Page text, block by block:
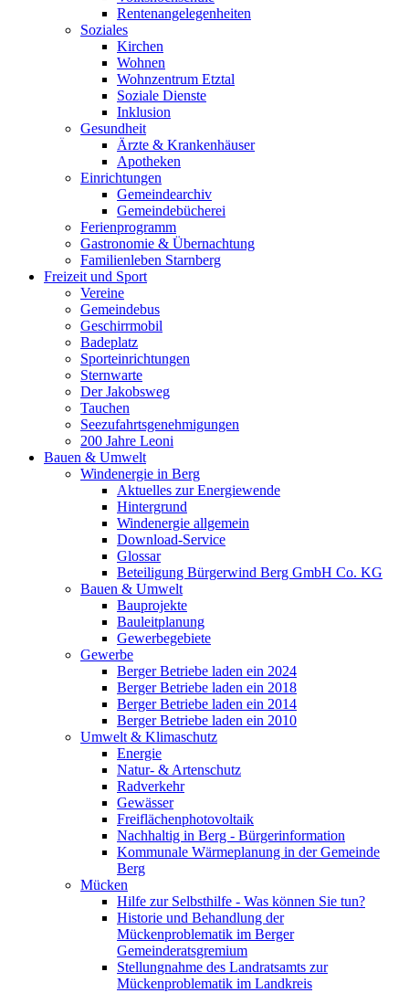
Rentenangelegenheiten
Soziales
Kirchen
Wohnen
Wohnzentrum Etztal
Soziale Dienste
Inklusion
Gesundheit
Ärzte & Krankenhäuser
Apotheken
Einrichtungen
Gemeindearchiv
Gemeindebücherei
Ferienprogramm
Gastronomie & Übernachtung
Familienleben Starnberg
Freizeit und Sport
Vereine
Gemeindebus
Geschirrmobil
Badeplatz
Sporteinrichtungen
Sternwarte
Der Jakobsweg
Tauchen
Seezufahrtsgenehmigungen
200 Jahre Leoni
Bauen & Umwelt
Windenergie in Berg
Aktuelles zur Energiewende
Hintergrund
Windenergie allgemein
Download-Service
Glossar
Beteiligung Bürgerwind Berg GmbH Co. KG
Bauen & Umwelt
Bauprojekte
Bauleitplanung
Gewerbegebiete
Gewerbe
Berger Betriebe laden ein 2024
Berger Betriebe laden ein 2018
Berger Betriebe laden ein 2014
Berger Betriebe laden ein 2010
Umwelt & Klimaschutz
Energie
Natur- & Artenschutz
Radverkehr
Gewässer
Freiflächenphotovoltaik
Nachhaltig in Berg - Bürgerinformation
Kommunale Wärmeplanung in der Gemeinde
Berg
Mücken
Hilfe zur Selbsthilfe - Was können Sie tun?
Historie und Behandlung der
Mückenproblematik im Berger
Gemeinderatsgremium
Stellungnahme des Landratsamts zur
Mückenproblematik im Landkreis